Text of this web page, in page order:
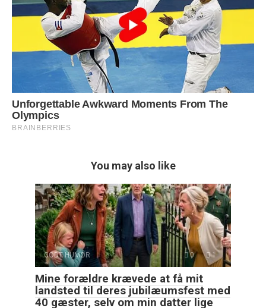
You may also like
GODT HUMØR 0 1
Mine forældre krævede at få mit
landsted til deres jubilæumsfest med
40 gæster, selv om min datter lige